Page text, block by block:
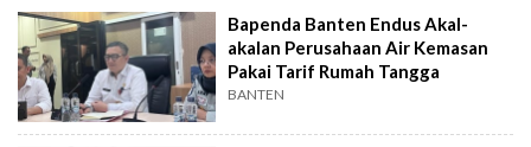
Bapenda Banten Endus Akal-
akalan Perusahaan Air Kemasan
Pakai Tarif Rumah Tangga
BANTEN